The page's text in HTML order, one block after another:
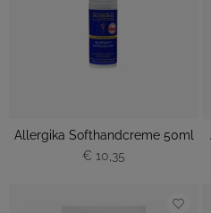
Allergika Softhandcreme 50ml
€ 10,35